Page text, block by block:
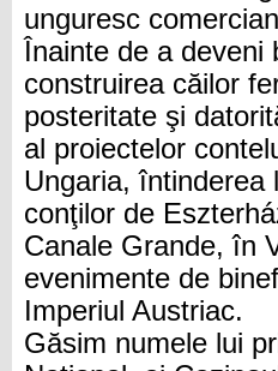
unguresc
Înainte de a deveni
construirea căilor
posteritate şi
al proiectelor
Ungaria, întinderea
conţilor de
Canale Grande, în
evenimente de
Imperiul Austriac.
Găsim numele lui